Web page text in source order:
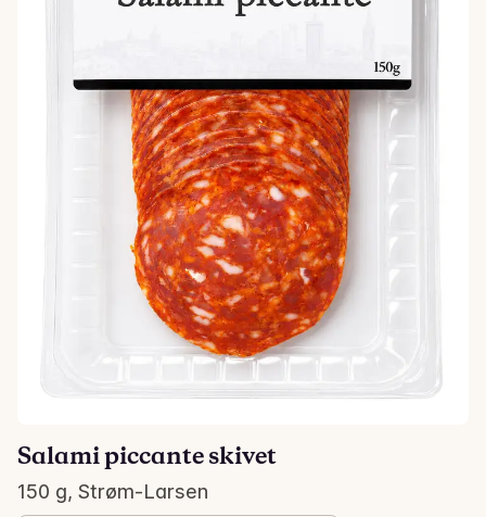
Salami piccante skivet
150 g, Strøm-Larsen